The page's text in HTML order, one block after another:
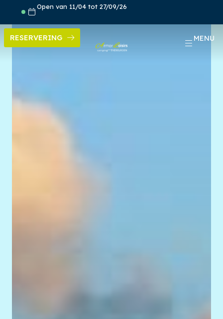
content
Open van 11/04 tot 27/09/26
MENU
RESERVERING